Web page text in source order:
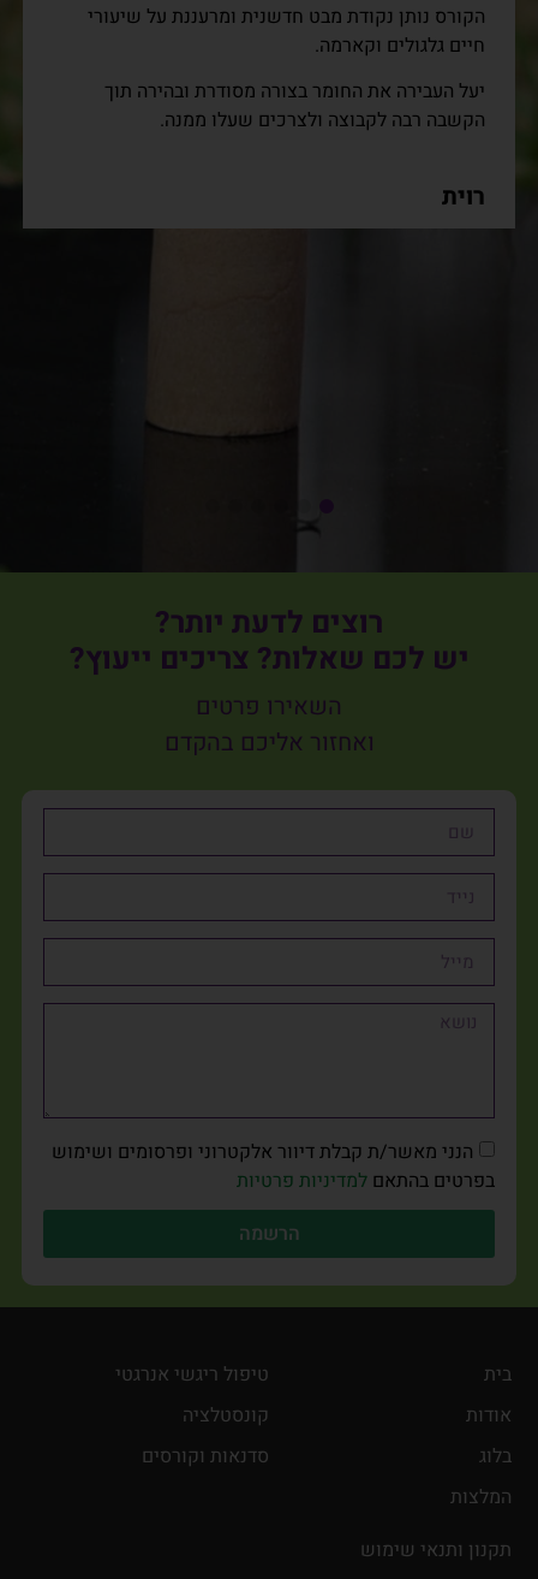
הקורס נותן נקודת מבט חדשנית ומרעננת על שיעורי
חיים גלגולים וקארמה.
יעל העבירה את החומר בצורה מסודרת ובהירה תוך
הקשבה רבה לקבוצה ולצרכים שעלו ממנה.
רוית
רוצים לדעת יותר?
יש לכם שאלות? צריכים ייעוץ?
השאירו פרטים
ואחזור אליכם בהקדם
הנני מאשר/ת קבלת דיוור אלקטרוני ופרסומים ושימוש
בפרטים בהתאם למדיניות פרטיות
הרשמה
בית
אודות
בלוג
המלצות
טיפול ריגשי אנרגטי
קונסטלציה
סדנאות וקורסים
תקנון ותנאי שימוש